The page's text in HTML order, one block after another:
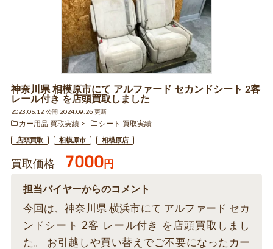
神奈川県 相模原市にて アルファード セカンドシート 2客
レール付き を店頭買取しました
2023.05.12 公開 2024.09.26 更新
カー用品 買取実績
シート 買取実績
店頭買取 相模原市 相模原店
買取価格 7000円
担当バイヤーからのコメント
今回は、神奈川県 横浜市にて アルファード セカ
ンドシート 2客 レール付き を店頭買取しまし
た。 お引越しや買い替えでご不要になったカー